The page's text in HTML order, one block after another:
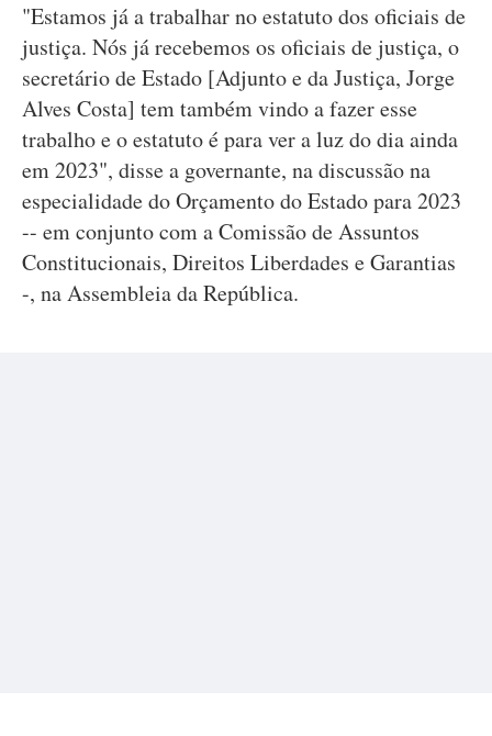
"Estamos já a trabalhar no estatuto dos oficiais de
justiça. Nós já recebemos os oficiais de justiça, o
secretário de Estado [Adjunto e da Justiça, Jorge
Alves Costa] tem também vindo a fazer esse
trabalho e o estatuto é para ver a luz do dia ainda
em 2023", disse a governante, na discussão na
especialidade do Orçamento do Estado para 2023
-- em conjunto com a Comissão de Assuntos
Constitucionais, Direitos Liberdades e Garantias
-, na Assembleia da República.